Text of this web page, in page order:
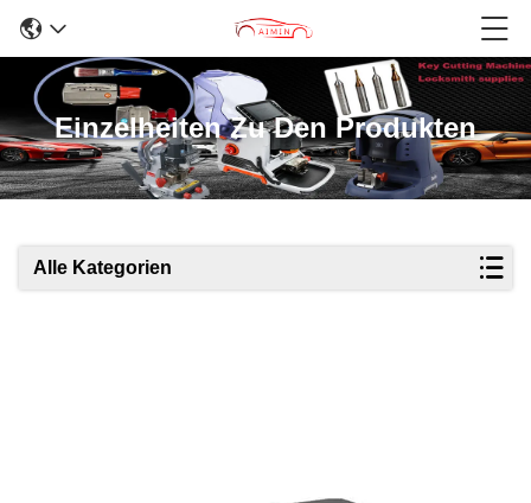
Einzelheiten Zu Den Produkten
Alle Kategorien